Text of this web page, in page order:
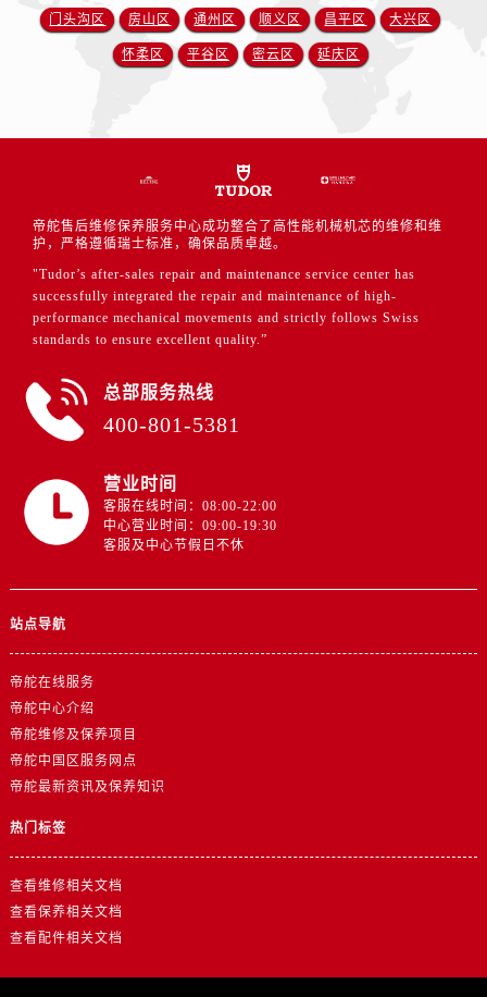
门头沟区 房山区 通州区 顺义区 昌平区 大兴区
怀柔区 平谷区 密云区 延庆区
帝舵售后维修保养服务中心成功整合了高性能机械机芯的维修和维
护，严格遵循瑞士标准，确保品质卓越。
"Tudor’s after-sales repair and maintenance service center has
successfully integrated the repair and maintenance of high-
performance mechanical movements and strictly follows Swiss
standards to ensure excellent quality.”
总部服务热线
400-801-5381
营业时间
客服在线时间：08:00-22:00
中心营业时间：09:00-19:30
客服及中心节假日不休
站点导航
帝舵在线服务
帝舵中心介绍
帝舵维修及保养项目
帝舵中国区服务网点
帝舵最新资讯及保养知识
热门标签
查看维修相关文档
查看保养相关文档
查看配件相关文档